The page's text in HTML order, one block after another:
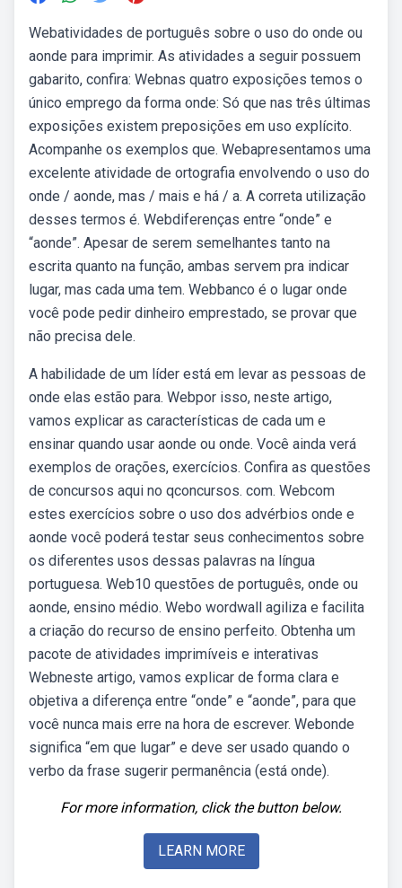
Webatividades de português sobre o uso do onde ou
aonde para imprimir. As atividades a seguir possuem
gabarito, confira: Webnas quatro exposições temos o
único emprego da forma onde: Só que nas três últimas
exposições existem preposições em uso explícito.
Acompanhe os exemplos que. Webapresentamos uma
excelente atividade de ortografia envolvendo o uso do
onde / aonde, mas / mais e há / a. A correta utilização
desses termos é. Webdiferenças entre “onde” e
“aonde”. Apesar de serem semelhantes tanto na
escrita quanto na função, ambas servem pra indicar
lugar, mas cada uma tem. Webbanco é o lugar onde
você pode pedir dinheiro emprestado, se provar que
não precisa dele.
A habilidade de um líder está em levar as pessoas de
onde elas estão para. Webpor isso, neste artigo,
vamos explicar as características de cada um e
ensinar quando usar aonde ou onde. Você ainda verá
exemplos de orações, exercícios. Confira as questões
de concursos aqui no qconcursos. com. Webcom
estes exercícios sobre o uso dos advérbios onde e
aonde você poderá testar seus conhecimentos sobre
os diferentes usos dessas palavras na língua
portuguesa. Web10 questões de português, onde ou
aonde, ensino médio. Webo wordwall agiliza e facilita
a criação do recurso de ensino perfeito. Obtenha um
pacote de atividades imprimíveis e interativas
Webneste artigo, vamos explicar de forma clara e
objetiva a diferença entre “onde” e “aonde”, para que
você nunca mais erre na hora de escrever. Webonde
significa “em que lugar” e deve ser usado quando o
verbo da frase sugerir permanência (está onde).
For more information, click the button below.
LEARN MORE